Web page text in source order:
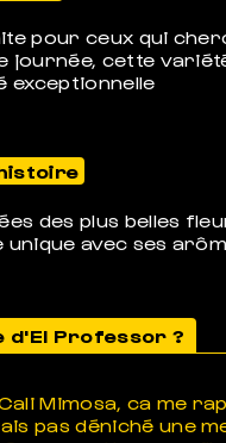
pour ceux qui
journée, cette
exceptionnelle
des plus belles
unique avec ses
d'El Professor ?
Mimosa, ca me
pas déniché une